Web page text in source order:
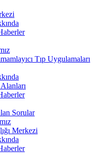
Tıp Uygulamaları
Sorular
Merkezi